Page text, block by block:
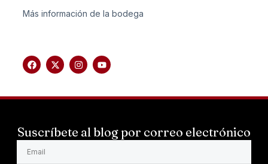
Más información de la bodega
Suscríbete al blog por correo electrónico